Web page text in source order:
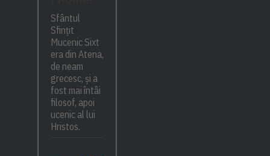
Sfântul
Sfințit
Mucenic Sixt
era din Atena,
de neam
grecesc, și a
fost mai întâi
filosof, apoi
ucenic al lui
Hristos.